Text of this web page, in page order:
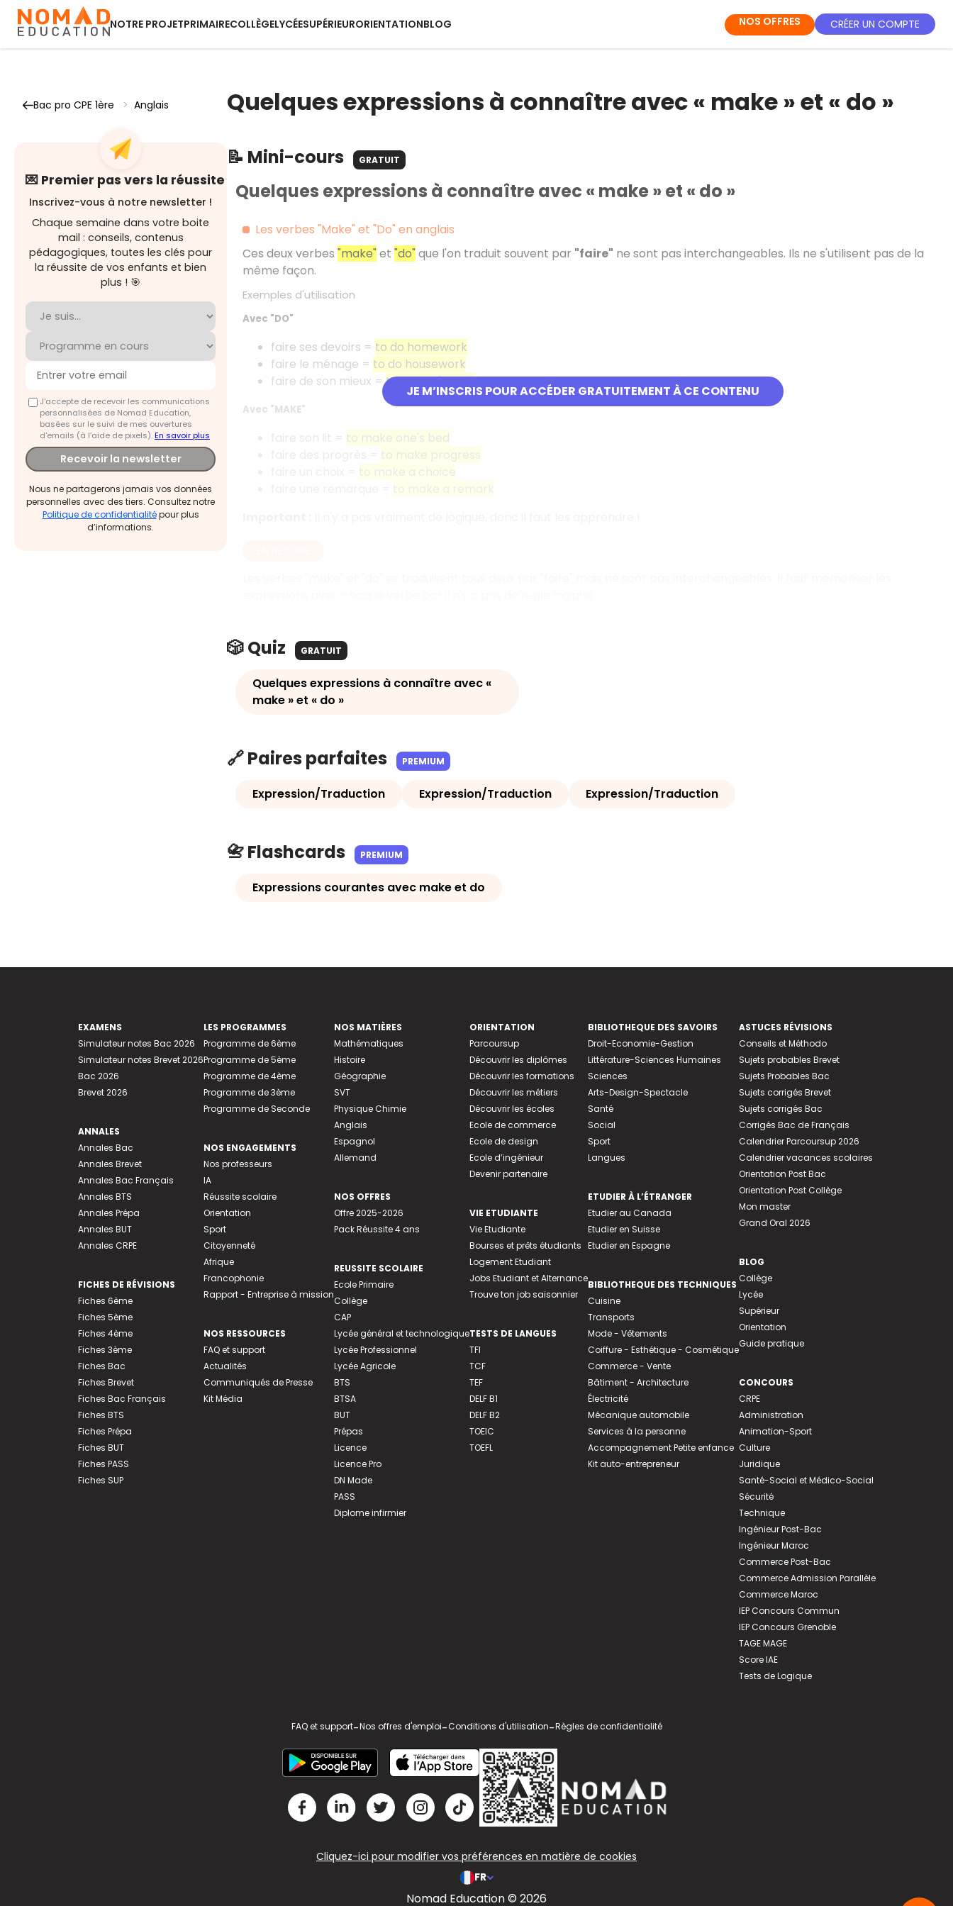
NOTRE PROJETPRIMAIRECOLLÈGELYCÉESUPÉRIEURORIENTATIONBLOG NOS OFFRES CRÉER UN COMPTE
Bac pro CPE 1ère > Anglais
💌 Premier pas vers la réussite
Inscrivez-vous à notre newsletter !
Chaque semaine dans votre boite
mail : conseils, contenus
pédagogiques, toutes les clés pour
la réussite de vos enfants et bien
plus ! 🎯
J'accepte de recevoir les communications
personnalisées de Nomad Education,
basées sur le suivi de mes ouvertures
d'emails (à l’aide de pixels).En savoir plus
Recevoir la newsletter
Nous ne partagerons jamais vos données
personnelles avec des tiers. Consultez notre
Politique de confidentialitépour plus
d’informations.
Quelques expressions à connaître avec « make » et « do »
📝 Mini-cours GRATUIT
JE M’INSCRIS POUR ACCÉDER GRATUITEMENT À CE CONTENU
Quelques expressions à connaître avec « make » et « do »
Les verbes "Make" et "Do" en anglais
Ces deux verbes "make" et "do" que l'on traduit souvent par "faire" ne sont pas interchangeables. Ils ne s'utilisent pas de la
même façon.
Exemples d'utilisation
Avec "DO"
faire ses devoirs = to do homework
faire le ménage = to do housework
faire de son mieux =to do one's best
Avec "MAKE"
to make one's bed
to make progress
🎲 Quiz GRATUIT
Quelques expressions à connaître avec «
make » et « do »
🔗 Paires parfaites PREMIUM
Expression/Traduction Expression/Traduction Expression/Traduction
📇 Flashcards PREMIUM
Expressions courantes avec make et do
EXAMENS
Simulateur notes Bac 2026
Simulateur notes Brevet 2026
Bac 2026
Brevet 2026
ANNALES
Annales Bac
Annales Brevet
Annales Bac Français
Annales BTS
Annales Prépa
Annales BUT
Annales CRPE
FICHES DE RÉVISIONS
Fiches 6ème
Fiches 5ème
Fiches 4ème
Fiches 3ème
Fiches Bac
Fiches Brevet
Fiches Bac Français
Fiches BTS
Fiches Prépa
Fiches BUT
Fiches PASS
Fiches SUP
LES PROGRAMMES
Programme de 6ème
Programme de 5ème
Programme de 4ème
Programme de 3ème
Programme de Seconde
NOS ENGAGEMENTS
Nos professeurs
IA
Réussite scolaire
Orientation
Sport
Citoyenneté
Afrique
Francophonie
Rapport - Entreprise à mission
NOS RESSOURCES
FAQ et support
Actualités
Communiqués de Presse
Kit Média
NOS MATIÈRES
Mathématiques
Histoire
Géographie
SVT
Physique Chimie
Anglais
Espagnol
Allemand
NOS OFFRES
Offre 2025-2026
Pack Réussite 4 ans
REUSSITE SCOLAIRE
Ecole Primaire
Collège
CAP
Lycée général et technologique
Lycée Professionnel
Lycée Agricole
BTS
BTSA
BUT
Prépas
Licence
Licence Pro
DN Made
PASS
Diplome infirmier
ORIENTATION
Parcoursup
Découvrir les diplômes
Découvrir les formations
Découvrir les métiers
Découvrir les écoles
Ecole de commerce
Ecole de design
Ecole d’ingénieur
Devenir partenaire
VIE ETUDIANTE
Vie Etudiante
Bourses et prêts étudiants
Logement Etudiant
Jobs Etudiant et Alternance
Trouve ton job saisonnier
TESTS DE LANGUES
TFI
TCF
TEF
DELF B1
DELF B2
TOEIC
TOEFL
BIBLIOTHEQUE DES SAVOIRS
Droit-Economie-Gestion
Littérature-Sciences Humaines
Sciences
Arts-Design-Spectacle
Santé
Social
Sport
Langues
ETUDIER À L’ÉTRANGER
Etudier au Canada
Etudier en Suisse
Etudier en Espagne
BIBLIOTHEQUE DES TECHNIQUES
Cuisine
Transports
Mode - Vêtements
Coiffure - Esthétique - Cosmétique
Commerce - Vente
Bâtiment - Architecture
Électricité
Mécanique automobile
Services à la personne
Accompagnement Petite enfance
Kit auto-entrepreneur
ASTUCES RÉVISIONS
Conseils et Méthodo
Sujets probables Brevet
Sujets Probables Bac
Sujets corrigés Brevet
Sujets corrigés Bac
Corrigés Bac de Français
Calendrier Parcoursup 2026
Calendrier vacances scolaires
Orientation Post Bac
Orientation Post Collège
Mon master
Grand Oral 2026
BLOG
Collège
Lycée
Supérieur
Orientation
Guide pratique
CONCOURS
CRPE
Administration
Animation-Sport
Culture
Juridique
Santé-Social et Médico-Social
Sécurité
Technique
Ingénieur Post-Bac
Ingénieur Maroc
Commerce Post-Bac
Commerce Admission Parallèle
Commerce Maroc
IEP Concours Commun
IEP Concours Grenoble
TAGE MAGE
Score IAE
Tests de Logique
FAQ et support-Nos offres d'emploi-Conditions d'utilisation-Règles de confidentialité
Cliquez-ici pour modifier vos préférences en matière de cookies
FR
Nomad Education © 2026